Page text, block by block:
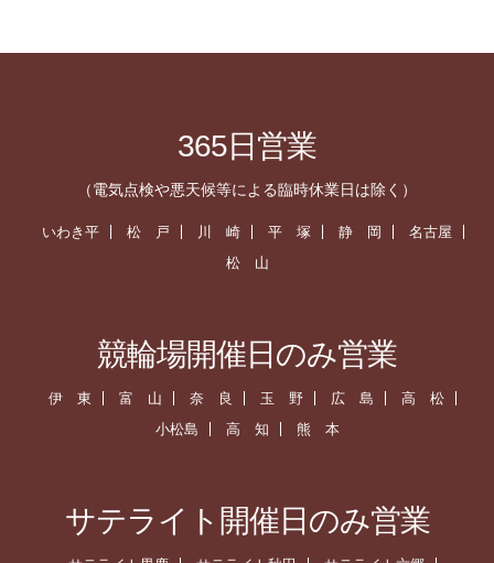
365日営業
（電気点検や悪天候等による臨時休業日は除く）
いわき平 松 戸 川 崎 平 塚 静 岡
名古屋
松 山
競輪場開催日のみ営業
伊 東 富 山 奈 良 玉 野 広 島
高 松
小松島
高 知 熊 本
サテライト開催日のみ営業